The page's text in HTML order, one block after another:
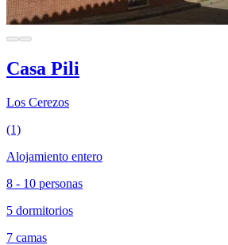
Casa Pili
Los Cerezos
(1)
Alojamiento entero
8 - 10 personas
5 dormitorios
7 camas